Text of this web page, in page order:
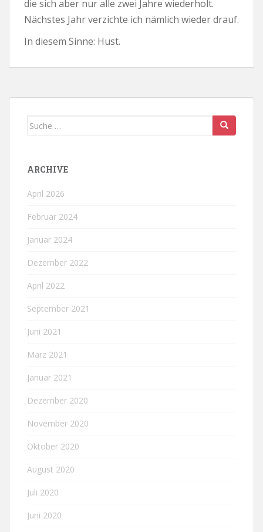
die sich aber nur alle zwei Jahre wiederholt.
Nächstes Jahr verzichte ich nämlich wieder drauf.
In diesem Sinne: Hust.
Suche
ARCHIVE
April 2026
Februar 2024
Januar 2024
Dezember 2022
April 2022
September 2021
Juni 2021
März 2021
Januar 2021
Dezember 2020
November 2020
Oktober 2020
August 2020
Juli 2020
Juni 2020